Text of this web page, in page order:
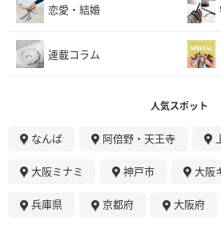
恋愛・結婚
連載コラム
人気スポット
なんば 阿倍野・天王寺
大阪ミナミ 神戸市 大阪
兵庫県 京都府 大阪府